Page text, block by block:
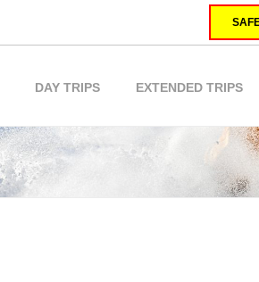
DAY TRIPS EXTENDED TRIPS